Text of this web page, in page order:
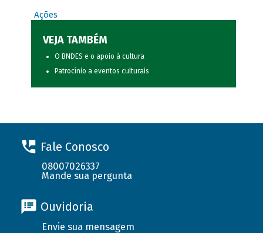
Ações
VEJA TAMBÉM
O BNDES e o apoio à cultura
Patrocínio a eventos culturais
Fale Conosco
08007026337
Mande sua pergunta
Ouvidoria
Envie sua mensagem